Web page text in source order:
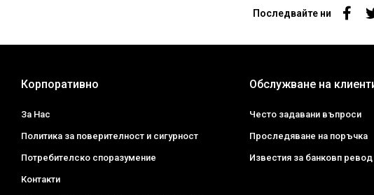
Последвайте ни
Корпоративно
За Нас
Политика за поверителност и сигурност
Потребителско споразумение
Контакти
Обслужване на
Често задавани въпроси
Проследяване на поръчка
Известия за банковп ревод